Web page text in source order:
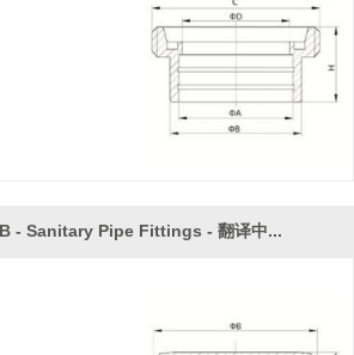
- Sanitary Pipe Fittings - 翻译中...